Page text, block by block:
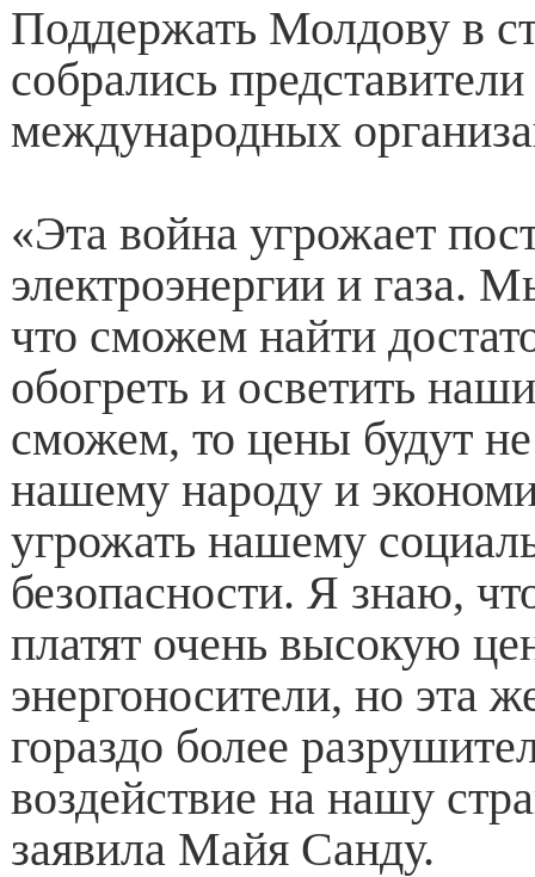
Поддержать Молдову в
собрались
международных
«Эта война угрожает
электроэнергии и газа.
что сможем найти
обогреть и осветить
сможем, то цены будут
нашему народу и
угрожать нашему
безопасности. Я знаю,
платят очень высокую
энергоносители, но эта
гораздо более
воздействие на нашу
заявила Майя Санду.